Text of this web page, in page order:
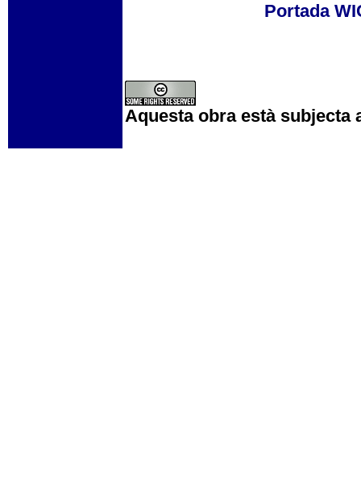
Portada
Aquesta obra està subjecta